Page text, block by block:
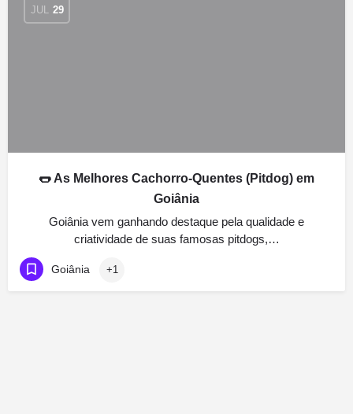
JUL 29
🌭 As Melhores Cachorro-Quentes (Pitdog) em
Goiânia
Goiânia vem ganhando destaque pela qualidade e
criatividade de suas famosas pitdogs,…
Goiânia +1